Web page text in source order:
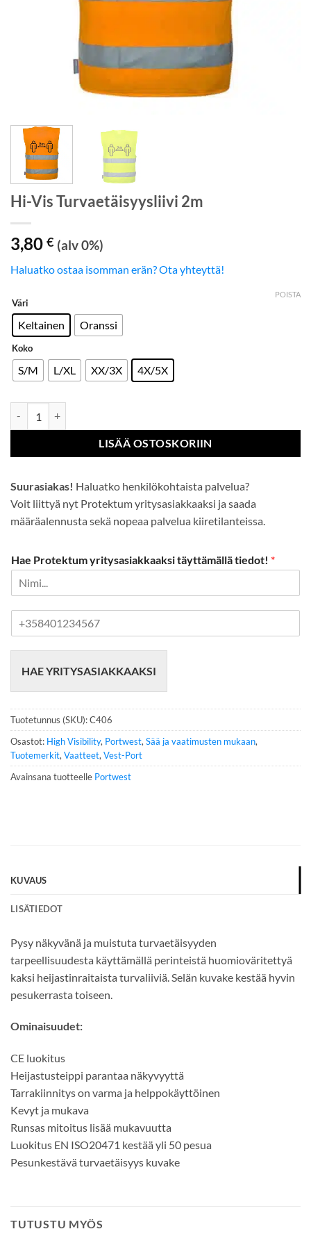
Hi-Vis Turvaetäisyysliivi 2m
3,80 € (alv 0%)
Haluatko ostaa isomman erän? Ota yhteyttä!
Väri
Keltainen Oranssi
Koko
S/M L/XL XX/3X 4X/5X
POISTA
LISÄÄ OSTOSKORIIN
Suurasiakas! Haluatko henkilökohtaista palvelua?
Voit liittyä nyt Protektum yritysasiakkaaksi ja saada
määräalennusta sekä nopeaa palvelua kiiretilanteissa.
Hae Protektum yritysasiakkaaksi täyttämällä tiedot! *
n
u
m
e
r
o
HAE YRITYSASIAKKAAKSI
Tuotetunnus (SKU):C406
Osastot: High Visibility, Portwest, Sää ja vaatimusten mukaan,
Tuotemerkit, Vaatteet, Vest-Port
Avainsana tuotteelle Portwest
KUVAUS
LISÄTIEDOT
Pysy näkyvänä ja muistuta turvaetäisyyden
tarpeellisuudesta käyttämällä perinteistä huomioväritettyä
kaksi heijastinraitaista turvaliiviä. Selän kuvake kestää hyvin
pesukerrasta toiseen.
Ominaisuudet:
CE luokitus
Heijastusteippi parantaa näkyvyyttä
Tarrakiinnitys on varma ja helppokäyttöinen
Kevyt ja mukava
Runsas mitoitus lisää mukavuutta
Luokitus EN ISO20471 kestää yli 50 pesua
Pesunkestävä turvaetäisyys kuvake
TUTUSTU MYÖS